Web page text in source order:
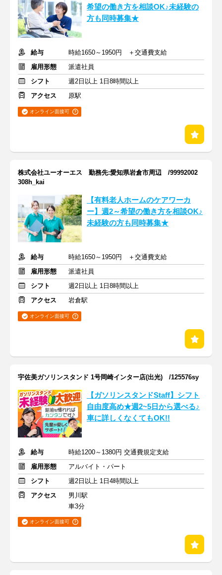
希望の働き方を相談OK♪未経験の
方も同時募集★
給与
時給1650～1950円 ＋交通費支給
雇用形態
派遣社員
シフト
週2日以上 1日8時間以上
アクセス
原駅
オンライン面接可
株式会社ユーオーエス 勤務先:愛知県岩倉市周辺 /99992002
308h_kai
【有料老人ホームのケアワーカ
ー】週2～希望の働き方を相談OK♪
未経験の方も同時募集★
給与
時給1650～1950円 ＋交通費支給
雇用形態
派遣社員
シフト
週2日以上 1日8時間以上
アクセス
岩倉駅
オンライン面接可
宇佐美ガソリンスタンド 1号岡崎インター店(出光) /125576sy
【ガソリンスタンドStaff】シフト
自由度高め★週2~5日から選べる♪
車に詳しくなくてもOK!!
給与
時給1200～1380円 交通費規定支給
雇用形態
アルバイト・パート
シフト
週2日以上 1日4時間以上
アクセス
男川駅
車3分
オンライン面接可